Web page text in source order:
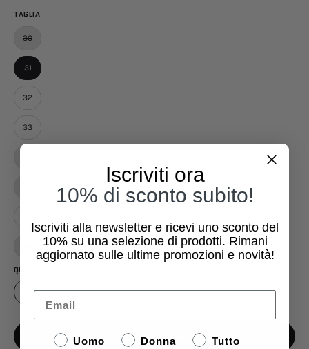
TAGLIA
30
31
32
33
QUANTITÀ
AGGIUNGI AL CARRELLO
Iscriviti ora
10% di sconto subito!
Iscriviti alla newsletter e ricevi uno sconto del
10% su una selezione di prodotti. Rimani
aggiornato sulle ultime promozioni e novità!
Email
Uomo Donna Tutto